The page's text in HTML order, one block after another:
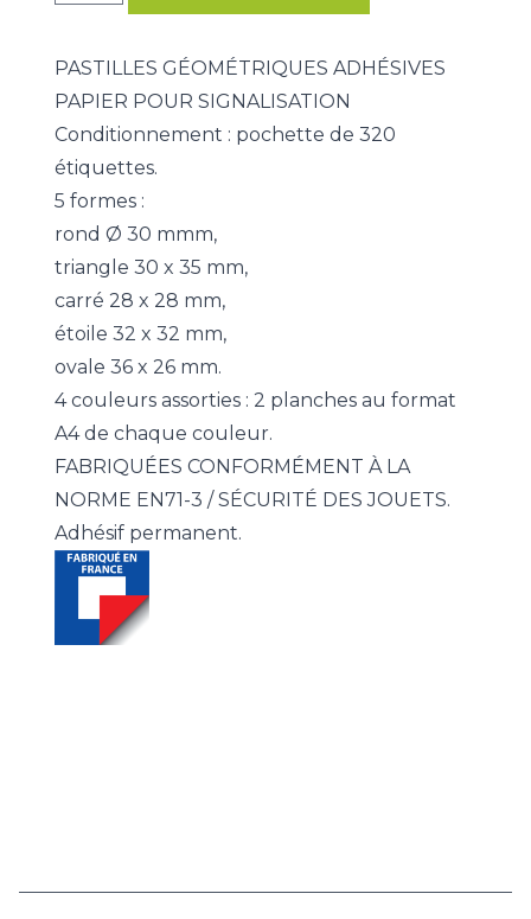
géométriques
5
formes
4
couleurs
PASTILLES GÉOMÉTRIQUES ADHÉSIVES
PAPIER POUR SIGNALISATION
Conditionnement : pochette de 320
étiquettes.
5 formes :
rond Ø 30 mmm,
triangle 30 x 35 mm,
carré 28 x 28 mm,
étoile 32 x 32 mm,
ovale 36 x 26 mm.
4 couleurs assorties : 2 planches au format
A4 de chaque couleur.
FABRIQUÉES CONFORMÉMENT À LA
NORME EN71-3 / SÉCURITÉ DES JOUETS.
Adhésif permanent.